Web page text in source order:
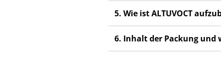
Fachpersonal. Dies gilt
5. Wie ist ALTUVOCT
6. Inhalt der Packung